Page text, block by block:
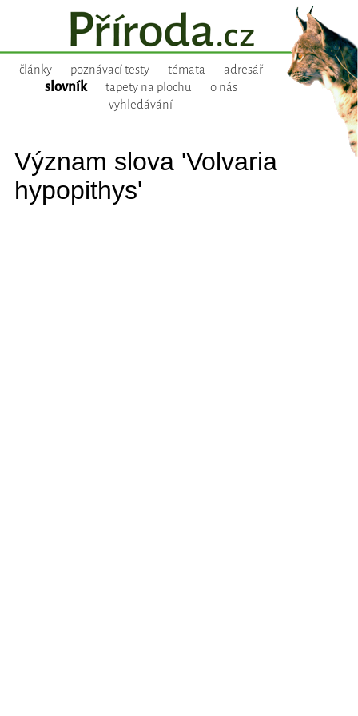
články poznávací testy témata adresář
slovník tapety na plochu
o nás
vyhledávání
Význam slova 'Volvaria
hypopithys'